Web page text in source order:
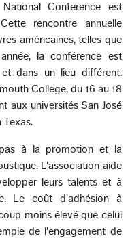
Conference est
rencontre annuelle
américaines, telles que
la conférence est
dans un lieu différent.
College, du 16 au 18
aux universités San José
à la promotion et la
L'association aide
leurs talents et à
Le coût d'adhésion à
moins élevé que celui
de l'engagement de